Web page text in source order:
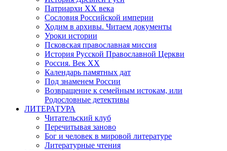
Патриархи XX века
Сословия Российской империи
Ходим в архивы. Читаем документы
Уроки истории
Псковская православная миссия
История Русской Православной Церкви
Россия. Век ХХ
Календарь памятных дат
Под знаменем России
Возвращение к семейным истокам, или
Родословные детективы
ЛИТЕРАТУРА
Читательский клуб
Перечитывая заново
Бог и человек в мировой литературе
Литературные чтения